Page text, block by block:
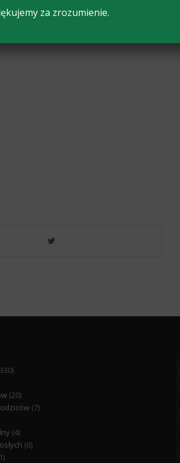
Zduńskiej Dąbrowie 600000058466
(20)
(7)
(4)
(6)
za zrozumienie.